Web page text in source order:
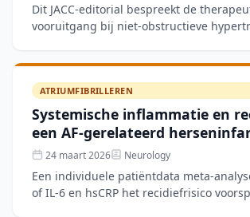
Dit JACC-editorial bespreekt de
vooruitgang bij niet-obstructieve
weinig evidenc
ATRIUMFIBRILLEREN
Systemische inflammatie en
een AF-gerelateerd
24 maart 2026 Neurology
Een individuele patiëntdata meta-
of IL-6 en hsCRP het recidiefrisico